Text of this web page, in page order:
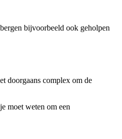
bijvoorbeeld ook geholpen
doorgaans complex om de
moet weten om een